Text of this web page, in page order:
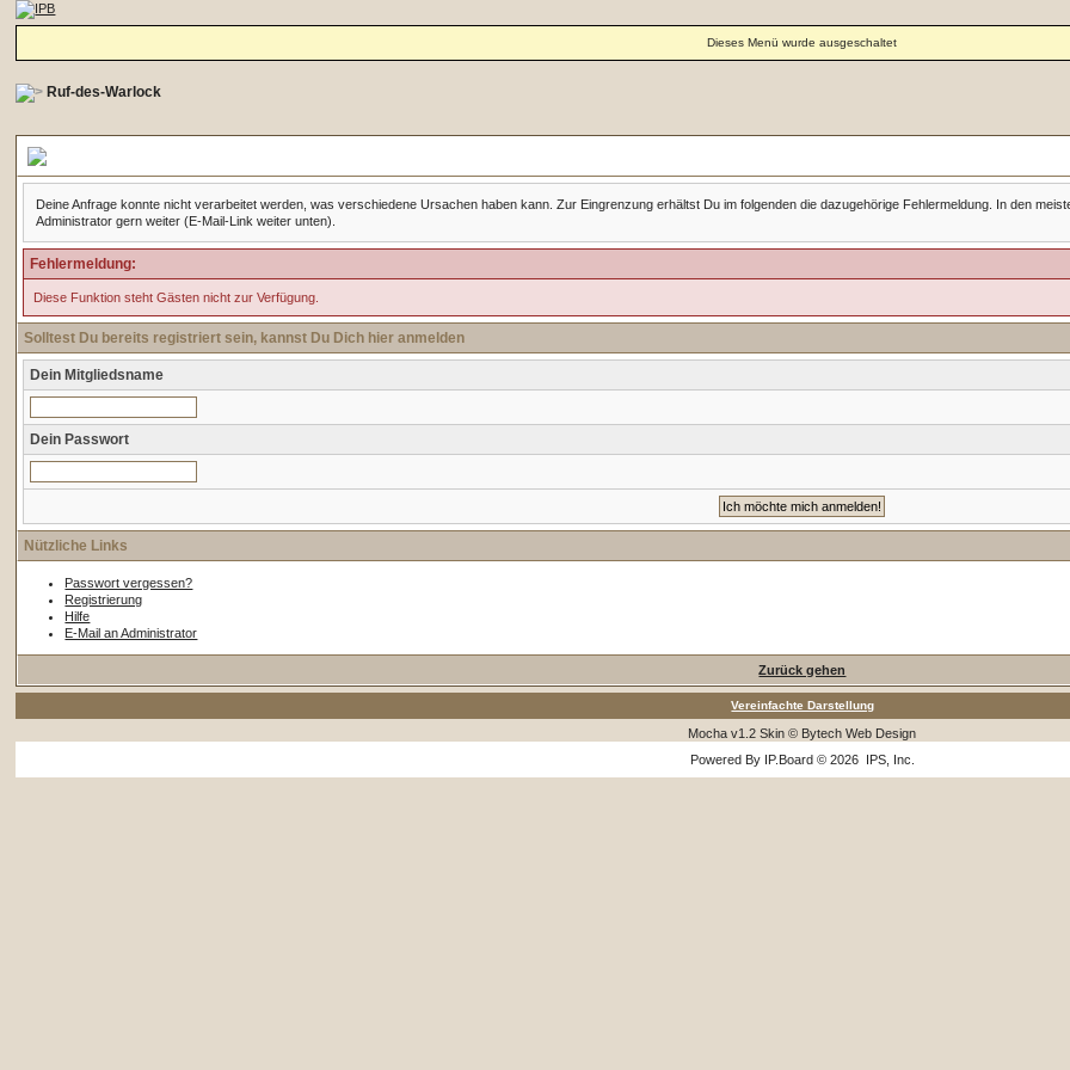
Dieses Menü wurde ausgeschaltet
Ruf-des-Warlock
Deine Anfrage konnte nicht verarbeitet werden, was verschiedene Ursachen haben kann. Zur Eingrenzung erhältst Du im folgenden die dazugehörige Fehlermeldung. In den
Administrator gern weiter (E-Mail-Link weiter unten).
Fehlermeldung:
Diese Funktion steht Gästen nicht zur Verfügung.
Solltest Du bereits registriert sein, kannst Du Dich hier anmelden
Dein Mitgliedsname
Dein Passwort
Nützliche Links
Passwort vergessen?
Registrierung
Hilfe
E-Mail an Administrator
Zurück gehen
Vereinfachte Darstellung
Mocha v1.2 Skin © Bytech Web Design
Powered By IP.Board© 2026 IPS, Inc